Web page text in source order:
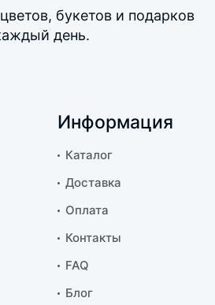
букетов и подарков
день.
Информация
Каталог
Доставка
Оплата
Контакты
FAQ
Блог